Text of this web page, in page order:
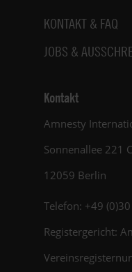
Fußbereich
KONTAKT & FAQ
JOBS &
Kontakt
Amnesty
Sonnenallee 221 C
12059 Berlin
Telefon: +49
Registergericht: